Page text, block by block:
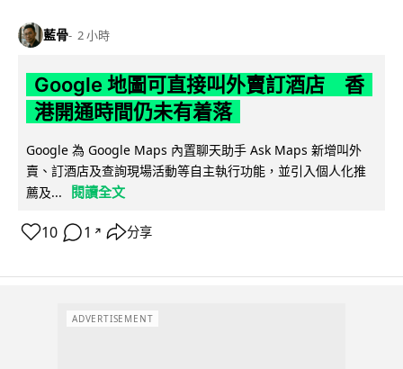
藍骨 2 小時
Google 地圖可直接叫外賣訂酒店 香
港開通時間仍未有着落
Google 為 Google Maps 內置聊天助手 Ask Maps 新增叫外
賣、訂酒店及查詢現場活動等自主執行功能，並引入個人化推
薦及...
閱讀全文
10 1 ↗ 分享
ADVERTISEMENT